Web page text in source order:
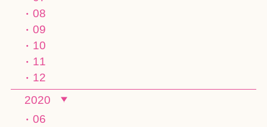
08
09
10
11
12
2020
06